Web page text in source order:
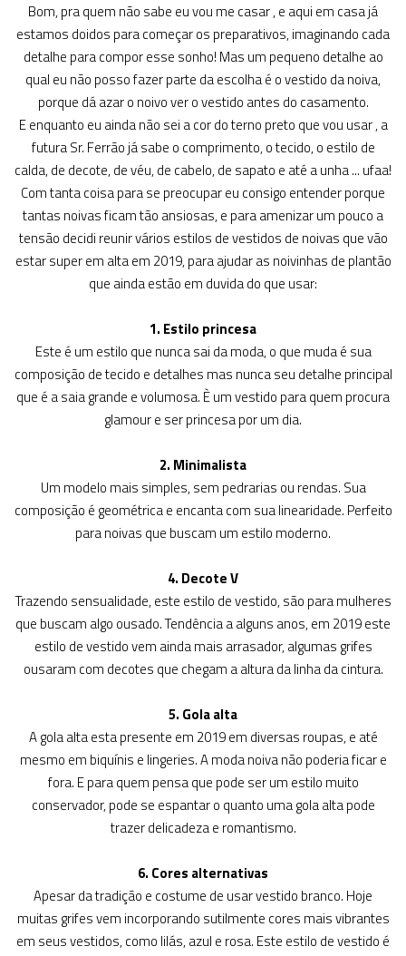
Bom, pra quem não sabe eu vou me casar , e aqui em casa já
estamos doidos para começar os preparativos, imaginando cada
detalhe para compor esse sonho! Mas um pequeno detalhe ao
qual eu não posso fazer parte da escolha é o vestido da noiva,
porque dá azar o noivo ver o vestido antes do casamento.
E enquanto eu ainda não sei a cor do terno preto que vou usar , a
futura Sr. Ferrão já sabe o comprimento, o tecido, o estilo de
calda, de decote, de véu, de cabelo, de sapato e até a unha ... ufaa!
Com tanta coisa para se preocupar eu consigo entender porque
tantas noivas ficam tão ansiosas, e para amenizar um pouco a
tensão decidi reunir vários estilos de vestidos de noivas que vão
estar super em alta em 2019, para ajudar as noivinhas de plantão
que ainda estão em duvida do que usar:
1. Estilo princesa
Este é um estilo que nunca sai da moda, o que muda é sua
composição de tecido e detalhes mas nunca seu detalhe principal
que é a saia grande e volumosa. È um vestido para quem procura
glamour e ser princesa por um dia.
2. Minimalista
Um modelo mais simples, sem pedrarias ou rendas. Sua
composição é geométrica e encanta com sua linearidade. Perfeito
para noivas que buscam um estilo moderno.
4. Decote V
Trazendo sensualidade, este estilo de vestido, são para mulheres
que buscam algo ousado. Tendência a alguns anos, em 2019 este
estilo de vestido vem ainda mais arrasador, algumas grifes
ousaram com decotes que chegam a altura da linha da cintura.
5. Gola alta
A gola alta esta presente em 2019 em diversas roupas, e até
mesmo em biquínis e lingeries. A moda noiva não poderia ficar e
fora. E para quem pensa que pode ser um estilo muito
conservador, pode se espantar o quanto uma gola alta pode
trazer delicadeza e romantismo.
6. Cores alternativas
Apesar da tradição e costume de usar vestido branco. Hoje
muitas grifes vem incorporando sutilmente cores mais vibrantes
em seus vestidos, como lilás, azul e rosa. Este estilo de vestido é